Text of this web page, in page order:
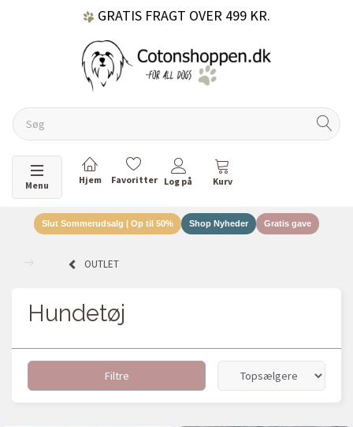
GRATIS FRAGT OVER 499 KR.
DANSKEJET VIRKSOMHED
Skifte navigation
Menu
Slut Sommerudsalg | Op til 50% Shop Nyheder Gratis gave
OUTLET
Hundetøj
Filtre